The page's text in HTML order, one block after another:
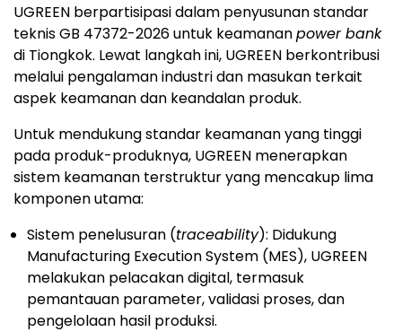
UGREEN berpartisipasi dalam penyusunan standar
teknis GB 47372-2026 untuk keamananpower bank
di Tiongkok. Lewat langkah ini, UGREEN berkontribusi
melalui pengalaman industri dan masukan terkait
aspek keamanan dan keandalan produk.
Untuk mendukung standar keamanan yang tinggi
pada produk-produknya, UGREEN menerapkan
sistem keamanan terstruktur yang mencakup lima
komponen utama:
Sistem penelusuran (traceability): Didukung
Manufacturing Execution System (MES), UGREEN
melakukan pelacakan digital, termasuk
pemantauan parameter, validasi proses, dan
pengelolaan hasil produksi.